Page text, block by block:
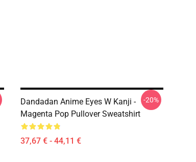
Dandadan Anime Eyes W Kanji -
Magenta Pop Pullover Sweatshirt
37,67 € - 44,11 €
-20%